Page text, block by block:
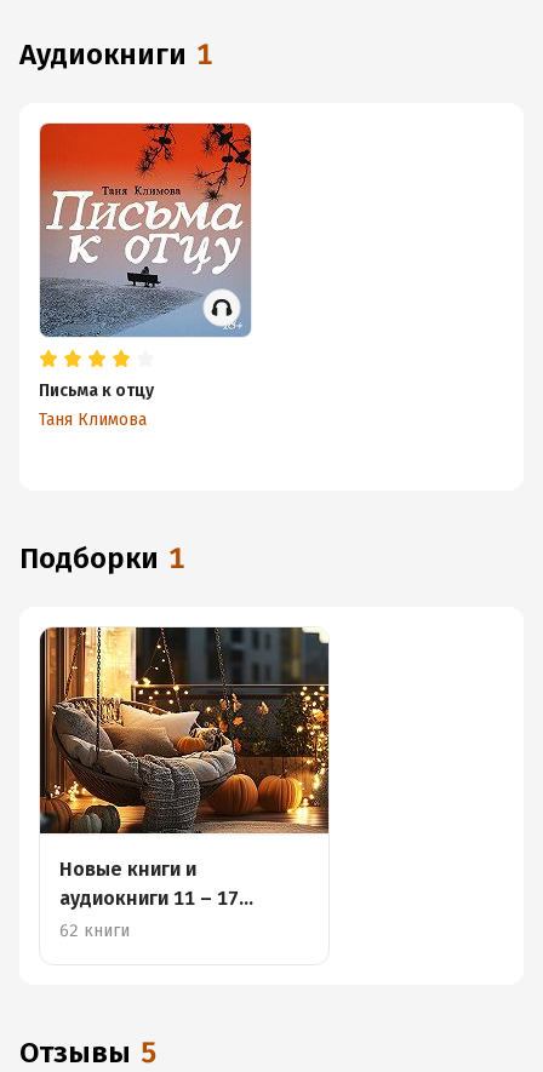
аудиокниги 1
Письма к отцу
Таня Климова
Подборки 1
Новые книги и
аудиокниги 11 – 17
ноября
62 книги
Отзывы 5